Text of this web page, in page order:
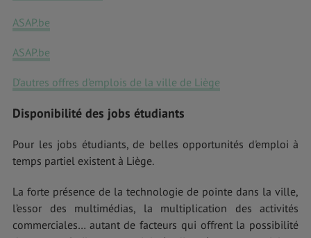
ASAP.be
ASAP.be
D’autres offres d’emplois de la ville de Liège
Disponibilité des jobs étudiants
Pour les jobs étudiants, de belles opportunités d'emploi à
temps partiel existent à Liège.
La forte présence de la technologie de pointe dans la ville,
l’essor des multimédias, la multiplication des activités
commerciales… autant de facteurs qui offrent la possibilité